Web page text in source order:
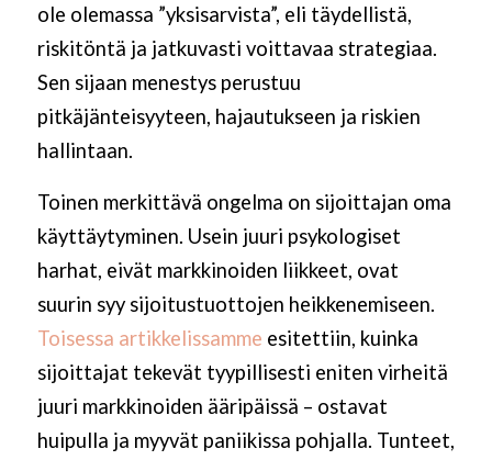
ole olemassa ”yksisarvista”, eli täydellistä,
riskitöntä ja jatkuvasti voittavaa strategiaa.
Sen sijaan menestys perustuu
pitkäjänteisyyteen, hajautukseen ja riskien
hallintaan.
Toinen merkittävä ongelma on sijoittajan oma
käyttäytyminen. Usein juuri psykologiset
harhat, eivät markkinoiden liikkeet, ovat
suurin syy sijoitustuottojen heikkenemiseen.
Toisessa artikkelissamme esitettiin, kuinka
sijoittajat tekevät tyypillisesti eniten virheitä
juuri markkinoiden ääripäissä – ostavat
huipulla ja myyvät paniikissa pohjalla. Tunteet,